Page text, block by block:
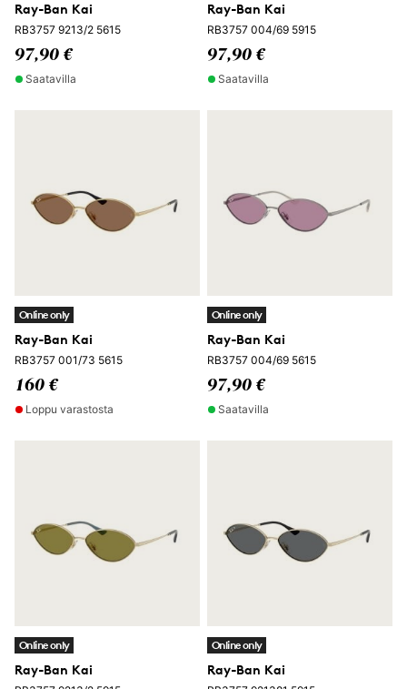
Ray-Ban Kai
RB3757 9213/2 5615
97,90 €
Saatavilla
Ray-Ban Kai
RB3757 004/69 5915
97,90 €
Saatavilla
Online only
Ray-Ban Kai
RB3757 001/73 5615
160 €
Loppu varastosta
Online only
Ray-Ban Kai
RB3757 004/69 5615
97,90 €
Saatavilla
Online only
Ray-Ban Kai
Online only
Ray-Ban Kai